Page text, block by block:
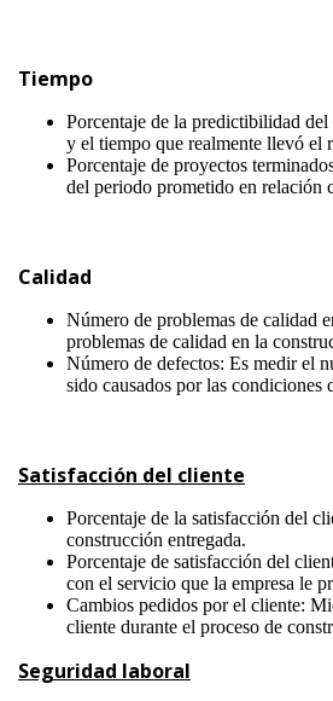
Tiempo
Porcentaje de la predictibilidad
y el tiempo que realmente llevó el
Porcentaje de proyectos
del periodo prometido en relación
Calidad
Número de problemas de calidad
problemas de calidad en la
Número de defectos: Es medir el
sido causados por las condiciones
Satisfacción del cliente
Porcentaje de la satisfacción del
construcción entregada.
Porcentaje de satisfacción del
con el servicio que la empresa le
Cambios pedidos por el cliente:
cliente durante el proceso de
Seguridad laboral